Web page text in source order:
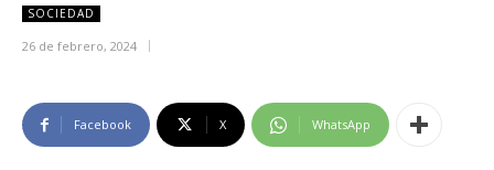
SOCIEDAD
26 de febrero, 2024
Facebook X WhatsApp